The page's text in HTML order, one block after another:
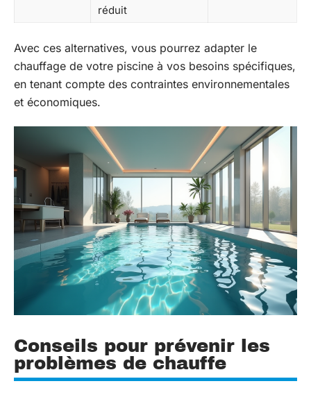
réduit
Avec ces alternatives, vous pourrez adapter le
chauffage de votre piscine à vos besoins spécifiques,
en tenant compte des contraintes environnementales
et économiques.
Conseils pour prévenir les
problèmes de chauffe